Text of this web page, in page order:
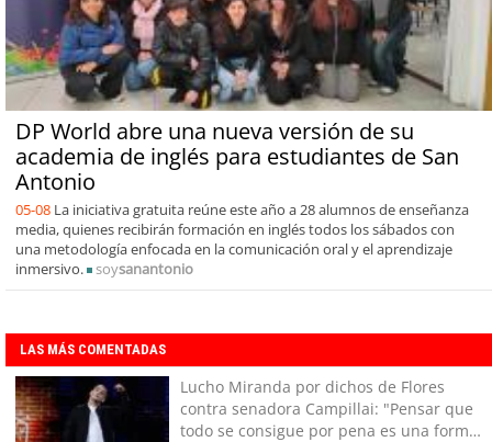
DP World abre una nueva versión de su
academia de inglés para estudiantes de San
Antonio
05-08 La iniciativa gratuita reúne este año a 28 alumnos de enseñanza
media, quienes recibirán formación en inglés todos los sábados con
una metodología enfocada en la comunicación oral y el aprendizaje
inmersivo.
soysanantonio
LAS MÁS COMENTADAS
Lucho Miranda por dichos de Flores
contra senadora Campillai: "Pensar que
todo se consigue por pena es una forma